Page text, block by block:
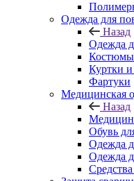
Одежда для
Назад
Одежда
Костюмы
Куртки
Фартуки
Медицинская
Назад
Обувь
Одежда
Одежда